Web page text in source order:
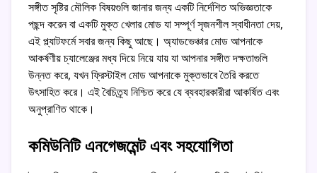
সঙ্গীত সৃষ্টির মৌলিক বিষয়গুলি জানার জন্য একটি নির্দেশিত অভিজ্ঞতাকে
পছন্দ করেন বা একটি মুক্ত খেলার মোড যা সম্পূর্ণ সৃজনশীল স্বাধীনতা দেয়,
এই প্ল্যাটফর্মে সবার জন্য কিছু আছে। অ্যাডভেঞ্চার মোড আপনাকে
আকর্ষণীয় চ্যালেঞ্জের মধ্য দিয়ে নিয়ে যায় যা আপনার সঙ্গীত দক্ষতাগুলি
উন্নত করে, যখন ফ্রিস্টাইল মোড আপনাকে মুক্তভাবে তৈরি করতে
উৎসাহিত করে। এই বৈচিত্র্য নিশ্চিত করে যে ব্যবহারকারীরা আকর্ষিত এবং
অনুপ্রাণিত থাকে।
কমিউনিটি এনগেজমেন্ট এবং সহযোগিতা